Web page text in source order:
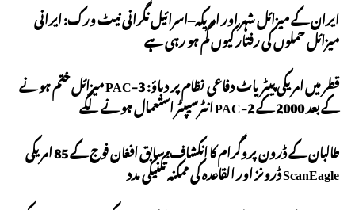
ایران کے میزائل شہر اور امریکہ–اسرائیل نگرانی نیٹ ورک: ایرانی
میزائل حملوں کی رفتار کیوں کم ہو رہی ہے
قطر میں امریکی پیٹریاٹ دفاعی نظام پر دباؤ: PAC-3 میزائل ختم ہونے
کے بعد 2000 کے PAC-2 انٹرسیپٹر استعمال ہونے لگے
طالبان کے ڈرون پروگرام کا انکشاف: سابق افغان فوج کے 85 امریکی
ScanEagle ڈرونز اور القاعدہ کی ممکنہ تکنیکی مدد